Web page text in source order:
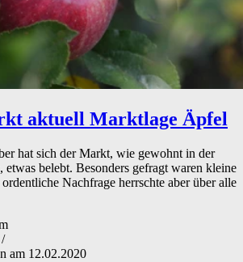
aktuell Marktlage Äpfel
hat sich der Markt, wie gewohnt in der
belebt. Besonders gefragt waren kleine
Nachfrage herrschte aber über alle
/
am 12.02.2020